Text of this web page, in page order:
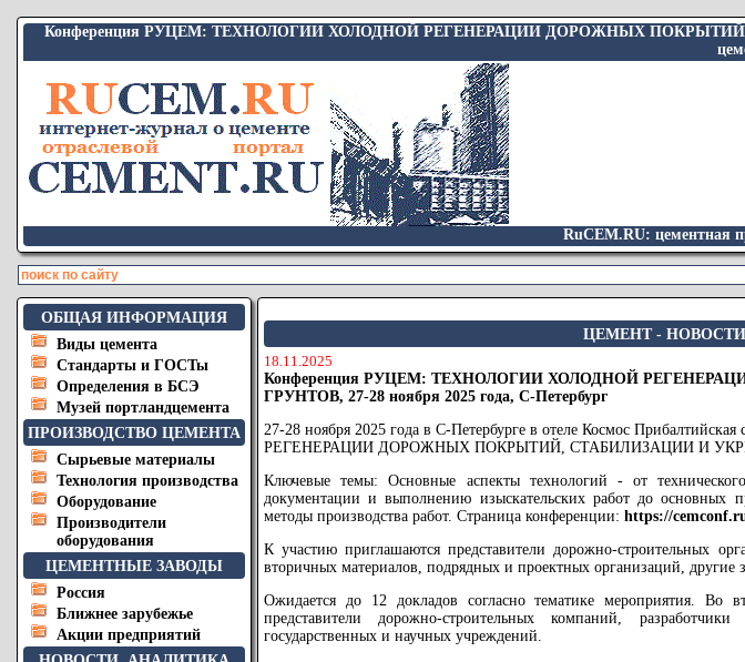
Конференция РУЦЕМ: ТЕХНОЛОГИИ ХОЛОДНОЙ РЕГЕНЕРАЦИИ ДОРОЖНЫХ ПОКРЫТИЙ,
RuCEM.RU: цементная
ОБЩАЯ ИНФОРМАЦИЯ
Виды цемента
Стандарты и ГОСТы
Определения в БСЭ
Музей портландцемента
ПРОИЗВОДСТВО ЦЕМЕНТА
Сырьевые материалы
Технология производства
Оборудование
Производители
оборудования
ЦЕМЕНТНЫЕ ЗАВОДЫ
Россия
Ближнее зарубежье
Акции предприятий
ЦЕМЕНТ -
18.11.2025
Конференция РУЦЕМ: ТЕХНОЛОГИИ ХОЛОДНОЙ
ГРУНТОВ, 27-28 ноября 2025 года, С-Петербург
27-28 ноября 2025 года в С-Петербурге в отеле Космос
РЕГЕНЕРАЦИИ ДОРОЖНЫХ ПОКРЫТИЙ, СТАБИЛИЗАЦИИ И
Ключевые темы: Основные аспекты технологий - от
документации и выполнению изыскательских работ до
методы производства работ. Страница конференции: https://
К участию приглашаются представители дорожно-строительных
вторичных материалов, подрядных и проектных организаций, другие
Ожидается до 12 докладов согласно тематике мероприятия. Во
представители дорожно-строительных компаний,
государственных и научных учреждений.